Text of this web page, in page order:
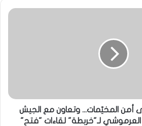
أمن المخيّمات... وتعاون مع الجيش
العرموشي لـ"خربطة" لقاءات "فتح"